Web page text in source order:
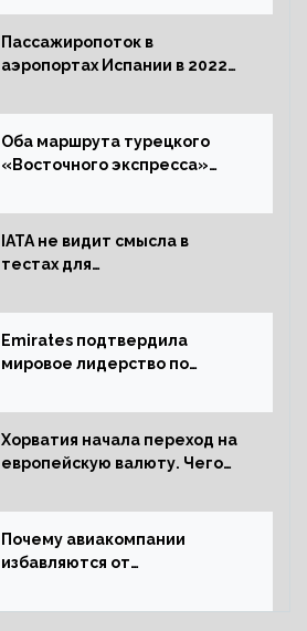
жительство
Пассажиропоток в
аэропортах Испании в 2022
процентов
Оба маршрута турецкого
«Восточного экспресса»
IATA не видит смысла в
тестах для
Emirates подтвердила
мировое лидерство по
Хорватия начала переход на
европейскую валюту. Чего
Почему авиакомпании
избавляются от